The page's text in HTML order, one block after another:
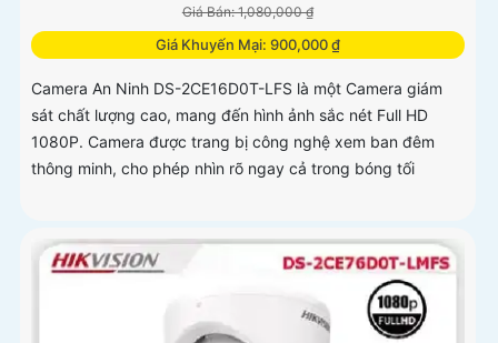
Giá Bán: 1,080,000 ₫
Giá Khuyến Mại: 900,000 ₫
Camera An Ninh DS-2CE16D0T-LFS là một Camera giám
sát chất lượng cao, mang đến hình ảnh sắc nét Full HD
1080P. Camera được trang bị công nghệ xem ban đêm
thông minh, cho phép nhìn rõ ngay cả trong bóng tối